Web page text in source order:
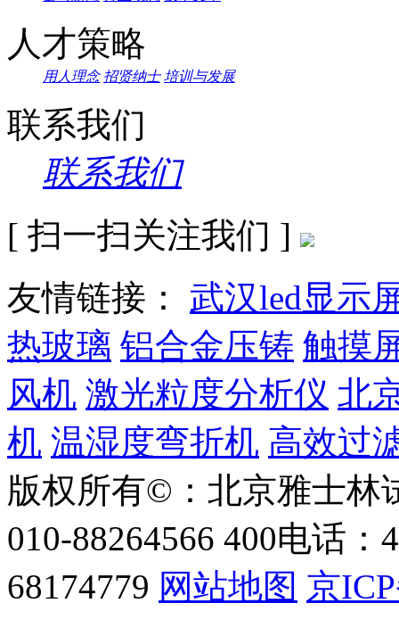
人才策略
用人理念 招贤纳士 培训与发展
联系我们
联系我们
[ 扫一扫关注我们 ]
友情链接：
武汉led显示
热玻璃 铝合金压铸 触摸
风机 激光粒度分析仪 北
机 温湿度弯折机 高效过
版权所有©：北京雅士林
010-88264566 400电话：
68174779 网站地图 京